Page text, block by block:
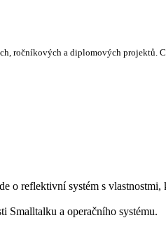
ročníkových a diplomových projektů.
o reflektivní systém s
Smalltalku a operačního systému.